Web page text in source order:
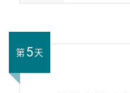
第5天